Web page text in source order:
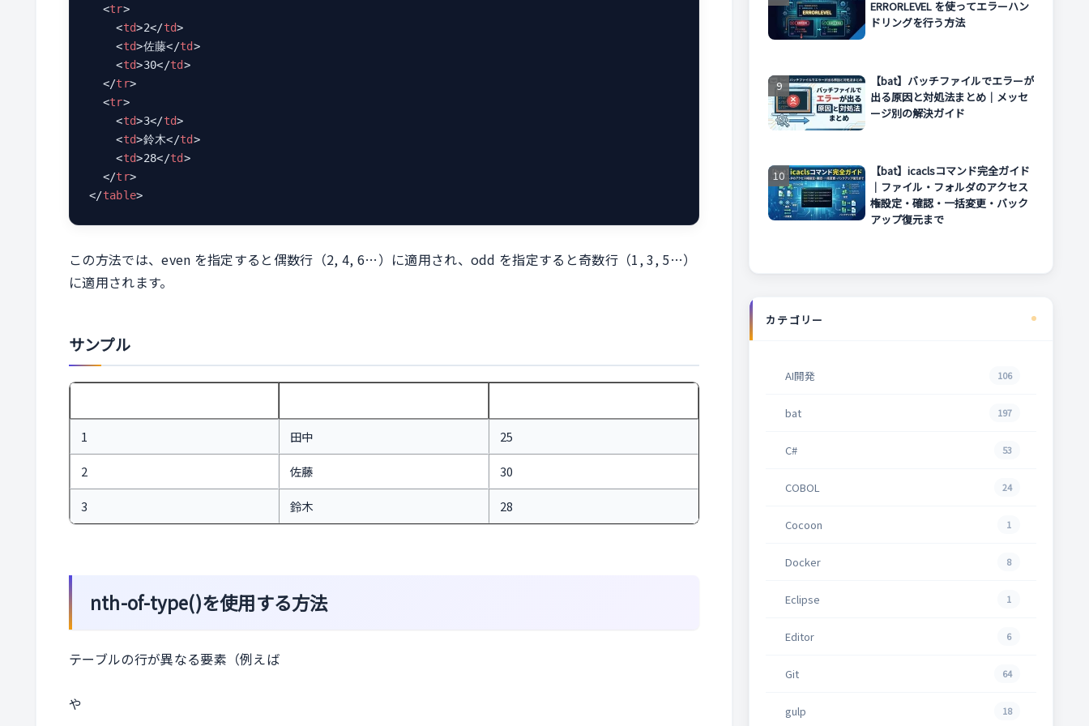
<tr>
<td>2</td>
<td>佐藤</td>
<td>30</td>
</tr>
<tr>
<td>3</td>
<td>鈴木</td>
<td>28</td>
</tr>
</table>
この方法では、even を指定すると偶数行（2, 4, 6…）に適用され、odd を指定すると奇数行（1, 3, 5…）
に適用されます。
サンプル
1 田中 25
2 佐藤 30
3 鈴木 28
nth-of-type()を使用する方法
テーブルの行が異なる要素（例えば
や
ERRORLEVEL を使ってエラーハン
ドリングを行う方法
【bat】バッチファイルでエラーが
出る原因と対処法まとめ｜メッセ
ージ別の解決ガイド
【bat】icaclsコマンド完全ガイド
｜ファイル・フォルダのアクセス
権設定・確認・一括変更・バック
アップ復元まで
カテゴリー
AI開発 106
bat 197
C# 53
COBOL 24
Cocoon 1
Docker 8
Eclipse 1
Editor 6
Git 64
gulp 18